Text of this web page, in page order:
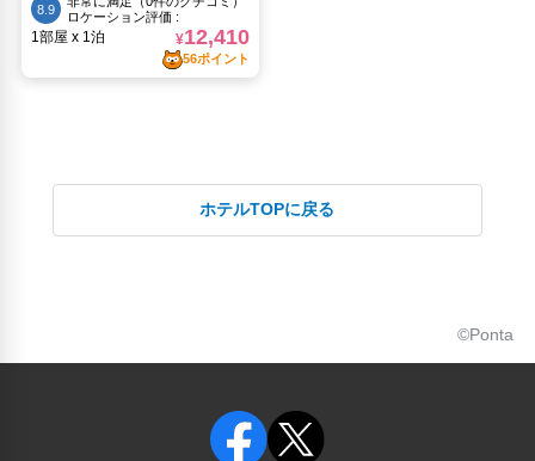
ホテルTOPに戻る
©Ponta